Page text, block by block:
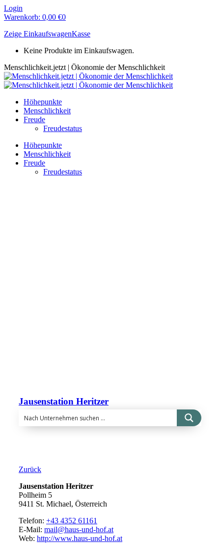
Zum
Inhalt
Login
Warenkorb: 0,00 €0
Zeige EinkaufswagenKasse
Keine Produkte im Einkaufswagen.
Menschlichkeit.jetzt | Ökonomie der Menschlichkeit
Höhepunkte
Menschlichkeit
Freude
Freudestatus
Höhepunkte
Menschlichkeit
Freude
Freudestatus
Jausenstation Heritzer
Zurück
Jausenstation Heritzer
Pollheim 5
9411 St. Michael, Österreich
Telefon: +43 4352 61161
E-Mail: mail@haus-und-hof.at
Web: http://www.haus-und-hof.at